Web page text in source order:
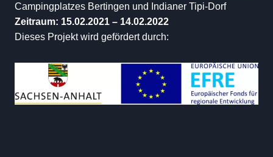
Campingplatzes Bertingen und Indianer Tipi-Dorf
Zeitraum: 15.02.2021 – 14.02.2022
Dieses Projekt wird gefördert durch: